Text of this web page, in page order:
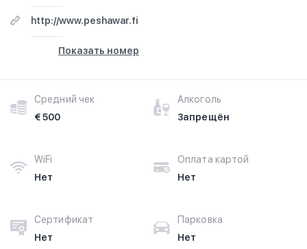
http://www.peshawar.fi
Показать номер
Средний чек
€ 500
Алкоголь
Запрещён
WiFi
Нет
Оплата картой
Нет
Сертификат
Нет
Парковка
Нет